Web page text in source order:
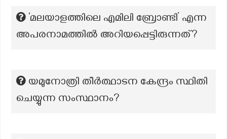
‘മലയാളത്തിലെ എമിലി ബ്രോണ്ടി’ എന്ന
അപരനാമത്തില്‍ അറിയപ്പെട്ടിരുന്നത്?
യമുനോത്രി തീർത്ഥാടന കേന്ദ്രം സ്ഥിതി
ചെയ്യുന്ന സംസ്ഥാനം?